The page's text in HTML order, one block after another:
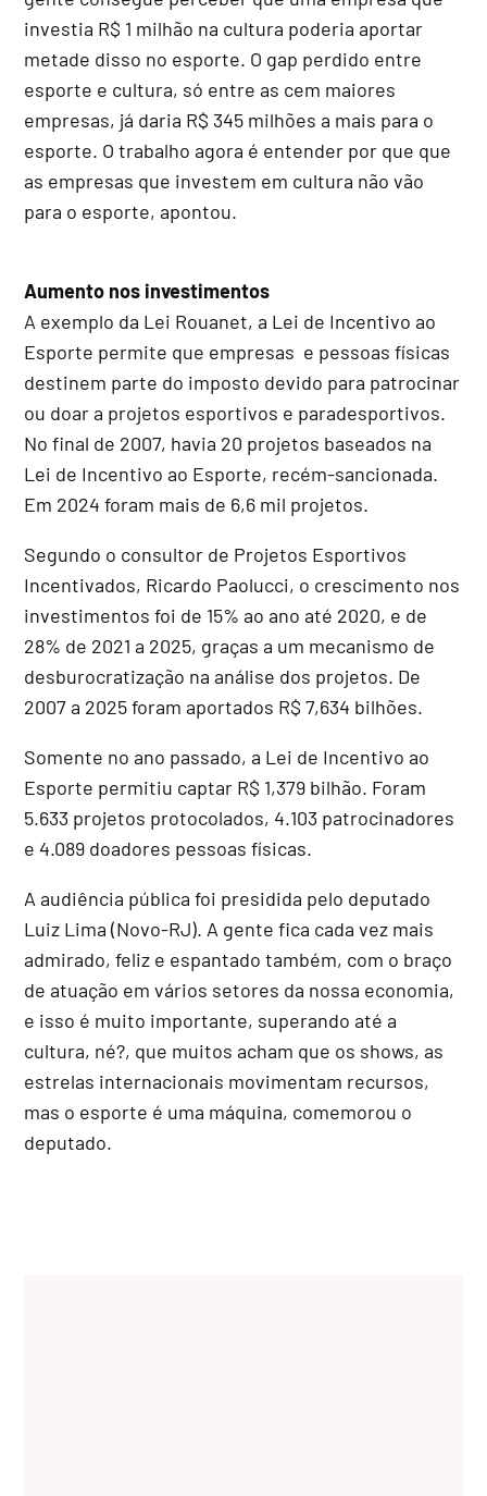
investia R$ 1 milhão na cultura poderia aportar
metade disso no esporte. O gap perdido entre
esporte e cultura, só entre as cem maiores
empresas, já daria R$ 345 milhões a mais para o
esporte. O trabalho agora é entender por que que
as empresas que investem em cultura não vão
para o esporte, apontou.
Aumento nos investimentos
A exemplo da Lei Rouanet, a Lei de Incentivo ao
Esporte permite que empresas e pessoas físicas
destinem parte do imposto devido para patrocinar
ou doar a projetos esportivos e paradesportivos.
No final de 2007, havia 20 projetos baseados na
Lei de Incentivo ao Esporte, recém-sancionada.
Em 2024 foram mais de 6,6 mil projetos.
Segundo o consultor de Projetos Esportivos
Incentivados, Ricardo Paolucci, o crescimento nos
investimentos foi de 15% ao ano até 2020, e de
28% de 2021 a 2025, graças a um mecanismo de
desburocratização na análise dos projetos. De
2007 a 2025 foram aportados R$ 7,634 bilhões.
Somente no ano passado, a Lei de Incentivo ao
Esporte permitiu captar R$ 1,379 bilhão. Foram
5.633 projetos protocolados, 4.103 patrocinadores
e 4.089 doadores pessoas físicas.
A audiência pública foi presidida pelo deputado
Luiz Lima (Novo-RJ). A gente fica cada vez mais
admirado, feliz e espantado também, com o braço
de atuação em vários setores da nossa economia,
e isso é muito importante, superando até a
cultura, né?, que muitos acham que os shows, as
estrelas internacionais movimentam recursos,
mas o esporte é uma máquina, comemorou o
deputado.